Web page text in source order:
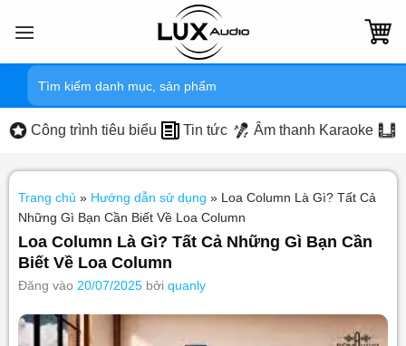
qua
Tìm
kiếm:
Công trình tiêu biểu Tin tức Âm thanh Karaoke
Trang chủ » Hướng dẫn sử dụng » Loa Column Là Gì? Tất Cả
Những Gì Bạn Cần Biết Về Loa Column
Loa Column Là Gì? Tất Cả Những Gì Bạn Cần
Biết Về Loa Column
Đăng vào 20/07/2025 bởi quanly